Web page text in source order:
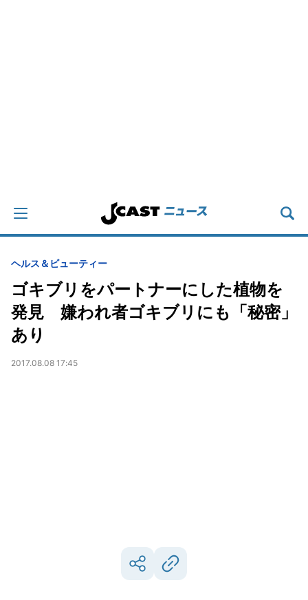
ヘルス＆ビューティー
ゴキブリをパートナーにした植物を
発見 嫌われ者ゴキブリにも「秘密」
あり
2017.08.08 17:45